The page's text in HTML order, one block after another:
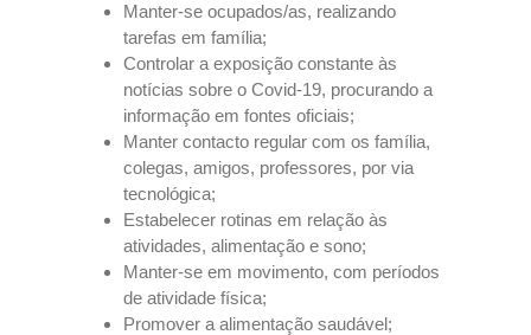
Manter-se ocupados/as, realizando
tarefas em família;
Controlar a exposição constante às
notícias sobre o Covid-19, procurando a
informação em fontes oficiais;
Manter contacto regular com os família,
colegas, amigos, professores, por via
tecnológica;
Estabelecer rotinas em relação às
atividades, alimentação e sono;
Manter-se em movimento, com períodos
de atividade física;
Promover a alimentação saudável;